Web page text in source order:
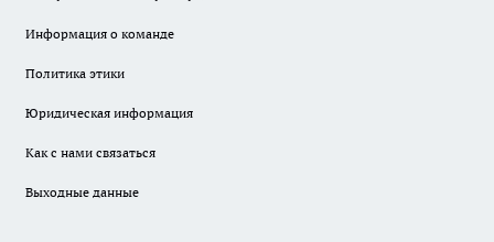
Информация о команде
Политика этики
Юридическая информация
Как с нами связаться
Выходные данные